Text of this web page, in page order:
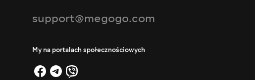
support@megogo.com
My na portalach społecznościowych